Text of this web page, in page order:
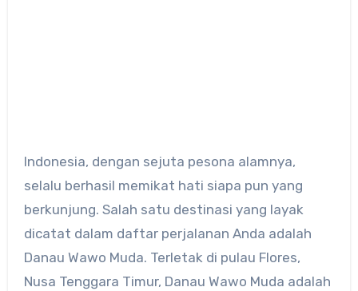
Indonesia, dengan sejuta pesona alamnya,
selalu berhasil memikat hati siapa pun yang
berkunjung. Salah satu destinasi yang layak
dicatat dalam daftar perjalanan Anda adalah
Danau Wawo Muda. Terletak di pulau Flores,
Nusa Tenggara Timur, Danau Wawo Muda adalah